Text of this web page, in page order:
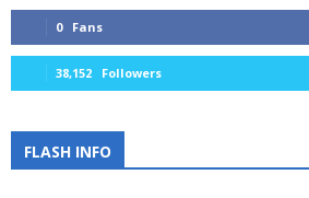
0 Fans
38,152 Followers
FLASH INFO